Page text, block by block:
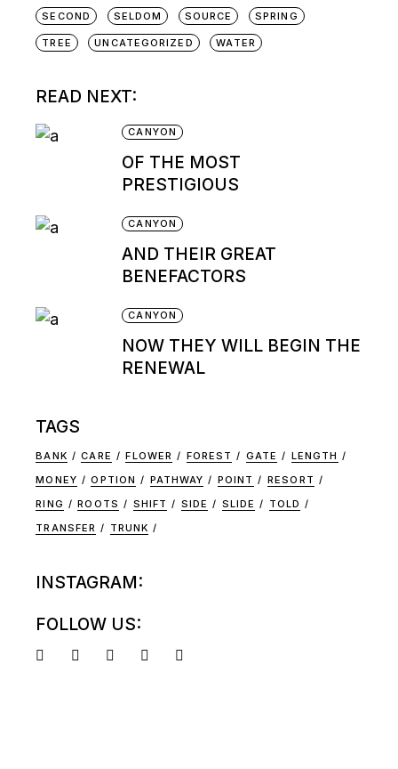
SECOND SELDOM SOURCE SPRING
TREE UNCATEGORIZED WATER
READ NEXT:
CANYON
OF THE MOST
PRESTIGIOUS
CANYON
AND THEIR GREAT
BENEFACTORS
CANYON
NOW THEY WILL BEGIN THE
RENEWAL
TAGS
BANK CARE FLOWER FOREST GATE
LENGTH
MONEY
OPTION PATHWAY POINT
RESORT
RING
ROOTS SHIFT SIDE SLIDE
TOLD
TRANSFER
TRUNK
INSTAGRAM:
FOLLOW US: